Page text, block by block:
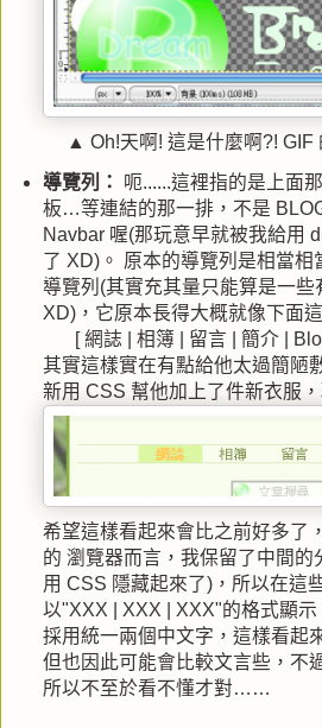
▲ Oh!天啊! 這是什麼啊?! GIF
導覽列：
呃......這裡指的是上面
板…等連結的那一排，不是
Navbar 喔(那玩意早就被我給用
了 XD)。 原本的導覽列是相當相
導覽列(其實充其量只能算是一些
XD)，它原本長得大概就像下面
[ 網誌 | 相簿 | 留言 | 簡介 |
其實這樣實在有點給他太過簡陋
新用 CSS 幫他加上了件新衣服
希望這樣看起來會比之前好多了
的 瀏覽器而言，我保留了中間
用 CSS 隱藏起來了)，所以在這
以"XXX | XXX | XXX"的格式顯
採用統一兩個中文字，這樣看起
但也因此可能會比較文言些，不
所以不至於看不懂才對……